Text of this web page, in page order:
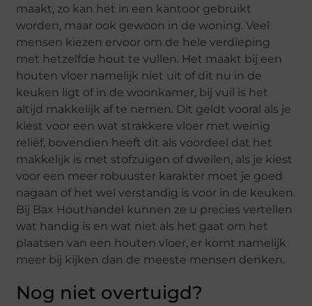
maakt, zo kan het in een kantoor gebruikt
worden, maar ook gewoon in de woning. Veel
mensen kiezen ervoor om de hele verdieping
met hetzelfde hout te vullen. Het maakt bij een
houten vloer namelijk niet uit of dit nu in de
keuken ligt of in de woonkamer, bij vuil is het
altijd makkelijk af te nemen. Dit geldt vooral als je
kiest voor een wat strakkere vloer met weinig
reliëf, bovendien heeft dit als voordeel dat het
makkelijk is met stofzuigen of dweilen, als je kiest
voor een meer robuuster karakter moet je goed
nagaan of het wel verstandig is voor in de keuken.
Bij Bax Houthandel kunnen ze u precies vertellen
wat handig is en wat niet als het gaat om het
plaatsen van een houten vloer, er komt namelijk
meer bij kijken dan de meeste mensen denken.
Nog niet overtuigd?